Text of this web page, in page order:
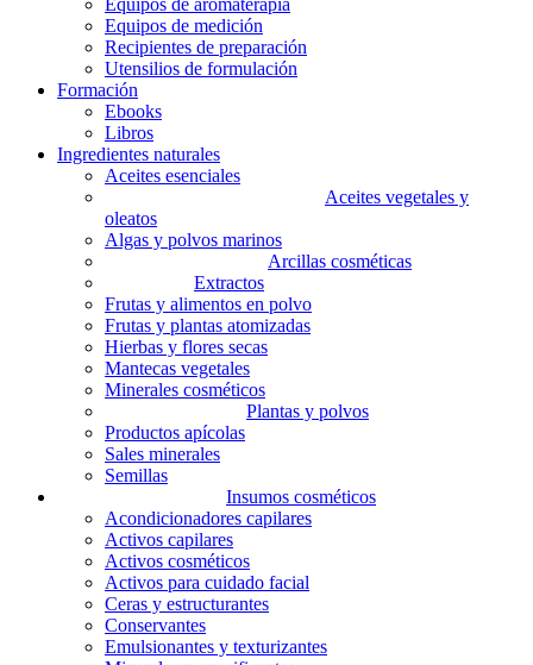
Equipos de aromaterapia
Equipos de medición
Recipientes de preparación
Utensilios de formulación
Formación
Ebooks
Libros
Ingredientes naturales
Aceites esenciales
Aceites vegetales y
oleatos
Algas y polvos marinos
Arcillas cosméticas
Extractos
Frutas y alimentos en polvo
Frutas y plantas atomizadas
Hierbas y flores secas
Mantecas vegetales
Minerales cosméticos
Plantas y polvos
Productos apícolas
Sales minerales
Semillas
Insumos cosméticos
Acondicionadores capilares
Activos capilares
Activos cosméticos
Activos para cuidado facial
Ceras y estructurantes
Conservantes
Emulsionantes y texturizantes